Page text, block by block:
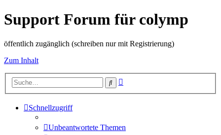
Support Forum für colymp
öffentlich zugänglich (schreiben nur mit Registrierung)
Zum Inhalt
Suche
Schnellzugriff
Unbeantwortete Themen